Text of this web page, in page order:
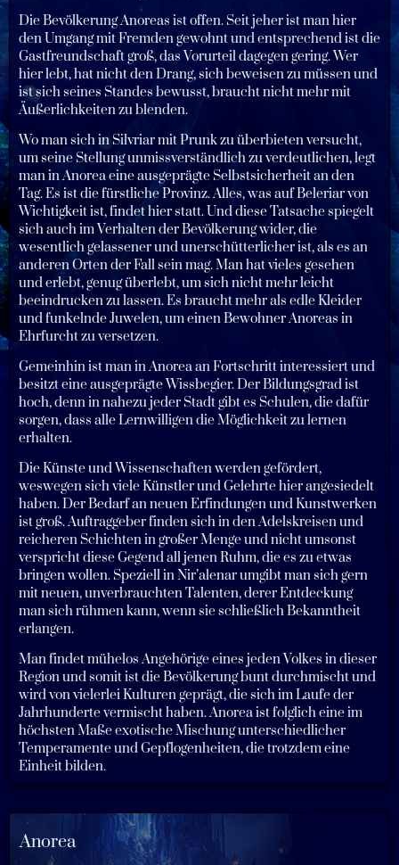
Die Bevölkerung Anoreas ist offen. Seit jeher ist man hier
den Umgang mit Fremden gewohnt und entsprechend ist die
Gastfreundschaft groß, das Vorurteil dagegen gering. Wer
hier lebt, hat nicht den Drang, sich beweisen zu müssen und
ist sich seines Standes bewusst, braucht nicht mehr mit
Äußerlichkeiten zu blenden.
Wo man sich in Silvriar mit Prunk zu überbieten versucht,
um seine Stellung unmissverständlich zu verdeutlichen, legt
man in Anorea eine ausgeprägte Selbstsicherheit an den
Tag. Es ist die fürstliche Provinz. Alles, was auf Beleriar von
Wichtigkeit ist, findet hier statt. Und diese Tatsache spiegelt
sich auch im Verhalten der Bevölkerung wider, die
wesentlich gelassener und unerschütterlicher ist, als es an
anderen Orten der Fall sein mag. Man hat vieles gesehen
und erlebt, genug überlebt, um sich nicht mehr leicht
beeindrucken zu lassen. Es braucht mehr als edle Kleider
und funkelnde Juwelen, um einen Bewohner Anoreas in
Ehrfurcht zu versetzen.
Gemeinhin ist man in Anorea an Fortschritt interessiert und
besitzt eine ausgeprägte Wissbegier. Der Bildungsgrad ist
hoch, denn in nahezu jeder Stadt gibt es Schulen, die dafür
sorgen, dass alle Lernwilligen die Möglichkeit zu lernen
erhalten.
Die Künste und Wissenschaften werden gefördert,
weswegen sich viele Künstler und Gelehrte hier angesiedelt
haben. Der Bedarf an neuen Erfindungen und Kunstwerken
ist groß. Auftraggeber finden sich in den Adelskreisen und
reicheren Schichten in großer Menge und nicht umsonst
verspricht diese Gegend all jenen Ruhm, die es zu etwas
bringen wollen. Speziell in Nir’alenar umgibt man sich gern
mit neuen, unverbrauchten Talenten, derer Entdeckung
man sich rühmen kann, wenn sie schließlich Bekanntheit
erlangen.
Man findet mühelos Angehörige eines jeden Volkes in dieser
Region und somit ist die Bevölkerung bunt durchmischt und
wird von vielerlei Kulturen geprägt, die sich im Laufe der
Jahrhunderte vermischt haben. Anorea ist folglich eine im
höchsten Maße exotische Mischung unterschiedlicher
Temperamente und Gepflogenheiten, die trotzdem eine
Einheit bilden.
Anorea